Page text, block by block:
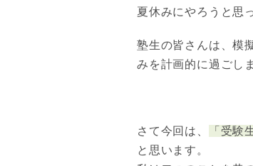
夏休みにやろうと思
塾生の皆さんは、模
みを計画的に過ごし
さて今回は、 「受験
と思います。